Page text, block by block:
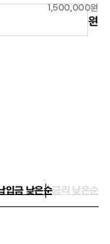
1,500,000원
원
입금 낮은순금리 낮은순